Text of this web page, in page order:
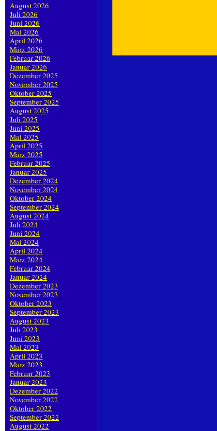
August 2026
Juli 2026
Juni 2026
Mai 2026
April 2026
März 2026
Februar 2026
Januar 2026
Dezember 2025
November 2025
Oktober 2025
September 2025
August 2025
Juli 2025
Juni 2025
Mai 2025
April 2025
März 2025
Februar 2025
Januar 2025
Dezember 2024
November 2024
Oktober 2024
September 2024
August 2024
Juli 2024
Juni 2024
Mai 2024
April 2024
März 2024
Februar 2024
Januar 2024
Dezember 2023
November 2023
Oktober 2023
September 2023
August 2023
Juli 2023
Juni 2023
Mai 2023
April 2023
März 2023
Februar 2023
Januar 2023
Dezember 2022
November 2022
Oktober 2022
September 2022
August 2022